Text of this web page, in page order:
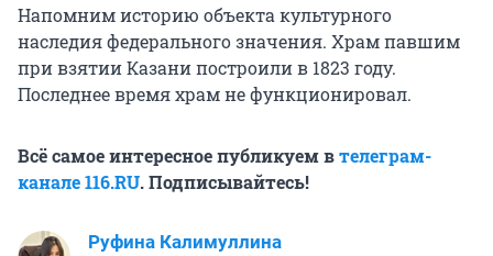
Напомним историю объекта культурного
наследия федерального значения. Храм павшим
при взятии Казани построили в 1823 году.
Последнее время храм не функционировал.
Всё самое интересное публикуем втелеграм-
канале 116.RU. Подписывайтесь!
Руфина Калимуллина